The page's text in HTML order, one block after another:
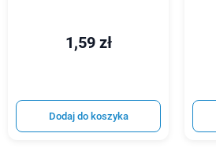
1,59 zł
Dodaj do koszyka